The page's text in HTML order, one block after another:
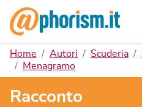
Home Autori Scuderia
Menagramo
Racconto